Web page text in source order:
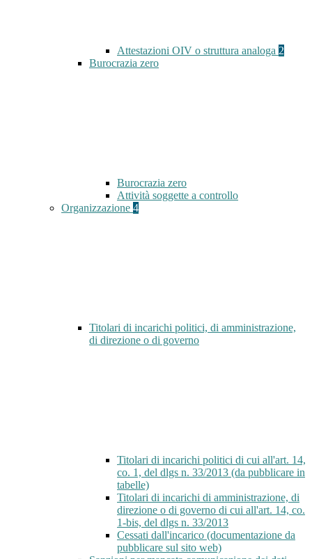
Attestazioni OIV o struttura analoga 2
Burocrazia zero
Burocrazia zero
Attività soggette a controllo
Organizzazione 4
Titolari di incarichi politici, di amministrazione,
di direzione o di governo
Titolari di incarichi politici di cui all'art. 14,
co. 1, del dlgs n. 33/2013 (da pubblicare in
tabelle)
Titolari di incarichi di amministrazione, di
direzione o di governo di cui all'art. 14, co.
1-bis, del dlgs n. 33/2013
Cessati dall'incarico (documentazione da
pubblicare sul sito web)